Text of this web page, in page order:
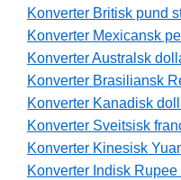
Konverter Britisk pund
Konverter Mexicansk
Konverter Australsk
Konverter Brasiliansk
Konverter Kanadisk
Konverter Sveitsisk
Konverter Kinesisk
Konverter Indisk